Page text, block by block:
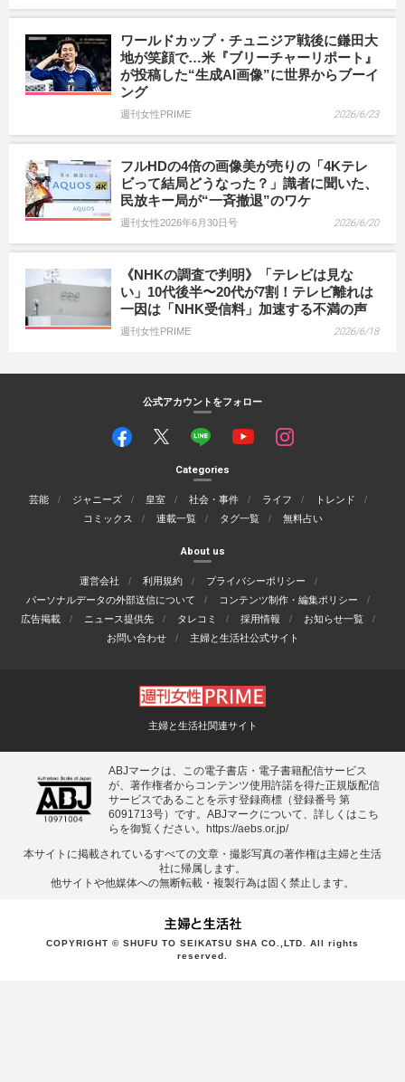
ワールドカップ・チュニジア戦後に鎌田大
地が笑顔で…米『ブリーチャーリポート』
が投稿した“生成AI画像”に世界からブーイ
ング
週刊女性PRIME 2026/6/23
フルHDの4倍の画像美が売りの「4Kテレ
ビって結局どうなった？」識者に聞いた、
民放キー局が“一斉撤退”のワケ
週刊女性2026年6月30日号 2026/6/20
《NHKの調査で判明》「テレビは見な
い」10代後半〜20代が7割！テレビ離れは
一因は「NHK受信料」加速する不満の声
週刊女性PRIME 2026/6/18
公式アカウントをフォロー
Categories
芸能 ジャニーズ 皇室 社会・事件 ライフ
トレンド
コミックス
連載一覧 タグ一覧 無料占い
About us
運営会社 利用規約
プライバシーポリシー
パーソナルデータの外部送信について
コンテンツ制作・編集ポリシー
広告掲載
ニュース提供先 タレコミ 採用情報
お知らせ一覧
お問い合わせ
主婦と生活社公式サイト
主婦と生活社関連サイト
ABJマークは、この電子書店・電子書籍配信サービス
が、著作権者からコンテンツ使用許諾を得た正規版配信
サービスであることを示す登録商標（登録番号 第
6091713号）です。ABJマークについて、詳しくはこち
らを御覧ください。 https://aebs.or.jp/
本サイトに掲載されているすべての⽂章・撮影写真の著作権は主婦と⽣活
社に帰属します。
他サイトや他媒体への無断転載・複製⾏為は固く禁⽌します。
COPYRIGHT © SHUFU TO SEIKATSU SHA CO.,LTD. All rights
reserved.